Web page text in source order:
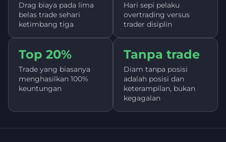
Drag biaya pada lima
belas trade sehari
ketimbang tiga
Hari sepi pelaku
overtrading versus
trader disiplin
Top 20%
Trade yang biasanya
menghasilkan 100%
keuntungan
Tanpa trade
Diam tanpa posisi
adalah posisi dan
keterampilan, bukan
kegagalan